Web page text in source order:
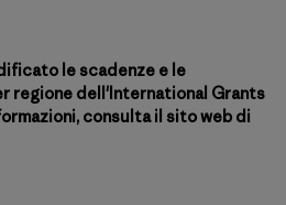
le scadenze e le
regione dell'International Grants
consulta il sito web di